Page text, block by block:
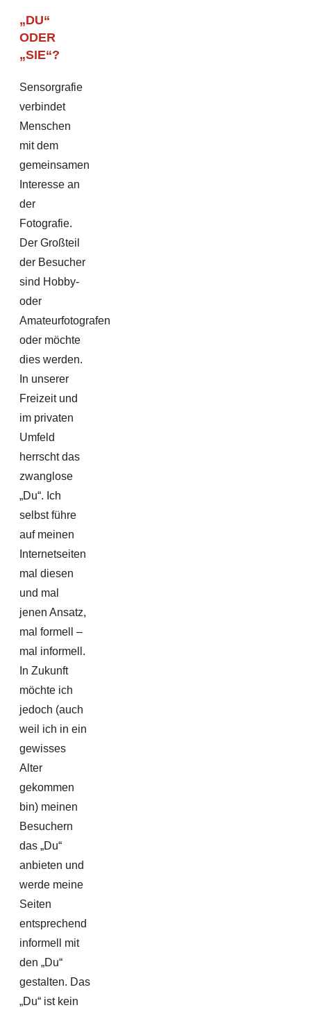
„DU“
ODER
„SIE“?
Sensorgrafie
verbindet
Menschen
mit dem
gemeinsamen
Interesse an
der
Fotografie.
Der Großteil
der Besucher
sind Hobby-
oder
Amateurfotografen
oder möchte
dies werden.
In unserer
Freizeit und
im privaten
Umfeld
herrscht das
zwanglose
„Du“. Ich
selbst führe
auf meinen
Internetseiten
mal diesen
und mal
jenen Ansatz,
mal formell –
mal informell.
In Zukunft
möchte ich
jedoch (auch
weil ich in ein
gewisses
Alter
gekommen
bin) meinen
Besuchern
das „Du“
anbieten und
werde meine
Seiten
entsprechend
informell mit
den „Du“
gestalten. Das
„Du“ ist kein